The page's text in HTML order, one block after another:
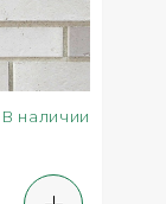
В наличии